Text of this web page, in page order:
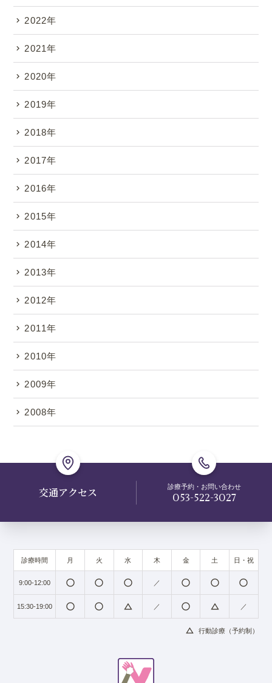
2022年
2021年
2020年
2019年
2018年
2017年
2016年
2015年
2014年
2013年
2012年
2011年
2010年
2009年
2008年
交通アクセス 診療予約・お問い合わせ
053-522-3027
診療時間 月 火 水 木 金 土 日・祝
9:00-12:00 radio_button_unchecked radio_button_unchecked radio_button_unchecked ／ radio_button_unchecked radio_button_unchecked radio_button_unchecked
15:30-19:00 radio_button_unchecked radio_button_unchecked change_history ／ radio_button_unchecked change_history ／
change_history 行動診療（予約制）